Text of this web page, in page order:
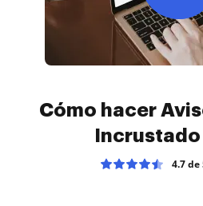
Cómo hacer
4.7 de